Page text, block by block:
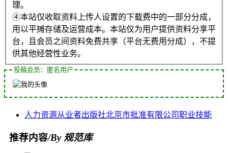
理。
④本站仅收取资料上传人设置的下载费中的一部分分成，
用以平摊存储及运营成本。本站仅为用户提供资料分享平
台，且会员之间资料免费共享（平台无费用分成），不提
供其他经营性业务。
投稿会员：匿名用户
人力资源从业者出版社北京市批准有限公司职业技能
推荐内容/By 规范库